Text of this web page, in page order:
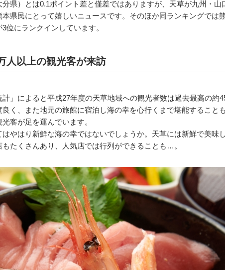
分県）とは0.1ポイント差と僅差ではありますが、天草が九州・山
本県民にとって嬉しいニュースです。そのほか同ランキングでは
3位にランクインしています。
人以上の観光客が来訪
計」によると平成27年度の天草地域への観光者数は過去最高の約
良く、また地元の旅館に宿泊し海の幸を心行くまで堪能すること
客が足を運んでいます。
やはり新鮮な海の幸ではないでしょうか。天草には新鮮で美味
たくさんあり、人気店では行列ができることも…。